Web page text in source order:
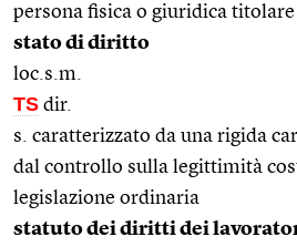
persona fisica o giuridica
stato di diritto
loc.s.m.
TS dir.
s. caratterizzato da una rigida
dal controllo sulla legittimità
legislazione ordinaria
statuto dei diritti dei